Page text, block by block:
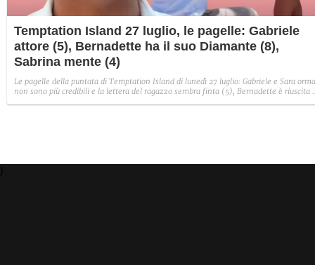
Temptation Island 27 luglio, le pagelle: Gabriele
attore (5), Bernadette ha il suo Diamante (8),
Sabrina mente (4)
Le pagelle della puntata di Temptation Island di lunedì 27 luglio: Gabriele e Sara
non sono più credibili e la lettera del ragazzo sembra finta (5), Bernadette è riuscita